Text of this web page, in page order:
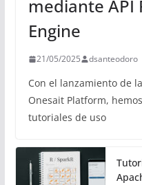
mediante API
Engine
21/05/2025 dsanteodoro
Con el lanzamiento de
Onesait Platform,
tutoriales de uso